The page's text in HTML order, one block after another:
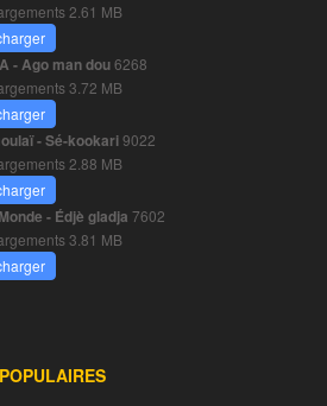
2.61 MB
- Ago man dou6268
3.72 MB
- Sé-kookari9022
2.88 MB
- Édjè gladja 7602
3.81 MB